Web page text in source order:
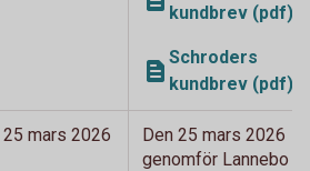
kundbrev (pdf)
Schroders
kundbrev (pdf)
25 mars 2026
Den 25 mars 2026
genomför Lannebo